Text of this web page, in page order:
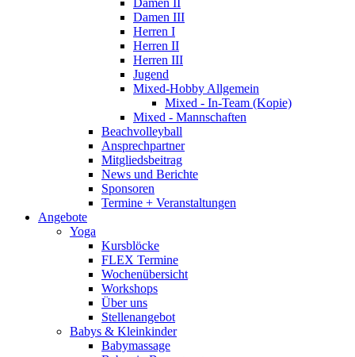
Damen II
Damen III
Herren I
Herren II
Herren III
Jugend
Mixed-Hobby Allgemein
Mixed - In-Team (Kopie)
Mixed - Mannschaften
Beachvolleyball
Ansprechpartner
Mitgliedsbeitrag
News und Berichte
Sponsoren
Termine + Veranstaltungen
Angebote
Yoga
Kursblöcke
FLEX Termine
Wochenübersicht
Workshops
Über uns
Stellenangebot
Babys & Kleinkinder
Babymassage